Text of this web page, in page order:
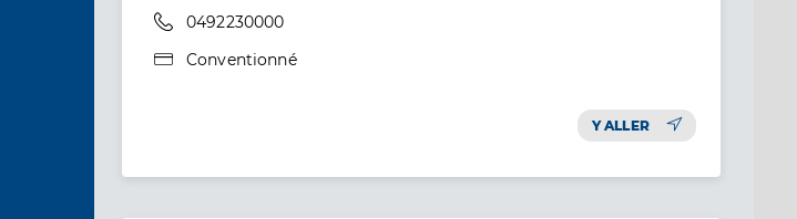
Téléphone
0492230000
Type de convention
Conventionné
Y ALLER